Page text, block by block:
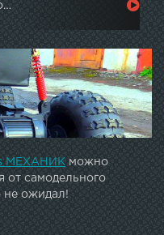
МЕХАНИКможно
от самодельного
не ожидал!